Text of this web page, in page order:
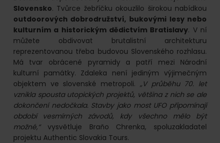
Slovensko. Tvůrce žebříčku okouzlilo širokou nabídkou
outdoorových dobrodružství, bukovými lesy nebo
kulturním a historickým dědictvím Bratislavy. V ní
můžete obdivovat brutalistní architekturu
reprezentovanou třeba budovou Slovenského rozhlasu.
Má tvar obrácené pyramidy a patří mezi Národní
kulturní památky. Zdaleka není jediným výjimečným
objektem ve slovenské metropoli. „V průběhu 70. let
vznikla spousta utopických projektů, většina z nich se ale
dokončení nedočkala. Stavby jako most UFO připomínají
období vesmírných závodů, kdy všechno mělo být
možné,“ vysvětluje Braňo Chrenka, spoluzakladatel
projektu Authentic Slovakia Tours.